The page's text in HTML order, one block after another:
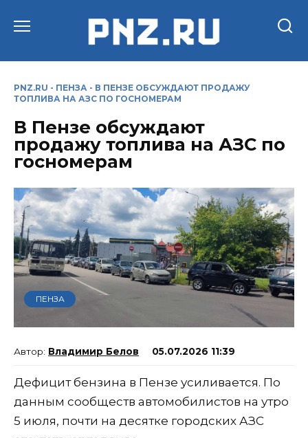
PNZ.RU - ПЕНЗА - В ПЕНЗЕ ОБСУЖДАЮТ ПРОДАЖУ
ТОПЛИВА НА АЗС ПО ГОСНОМЕРАМ
В Пензе обсуждают
продажу топлива на АЗС по
госномерам
ПЕНЗА
Владимир Белов 05.07.2026 11:39
Дефицит бензина в Пензе усиливается. По
данным сообществ автомобилистов на утро
5 июля, почти на десятке городских АЗС